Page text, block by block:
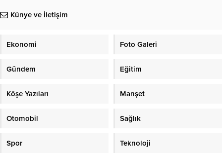
Künye ve İletişim
Ekonomi Foto Galeri
Gündem Eğitim
Köşe Yazıları Manşet
Otomobil Sağlık
Spor Teknoloji